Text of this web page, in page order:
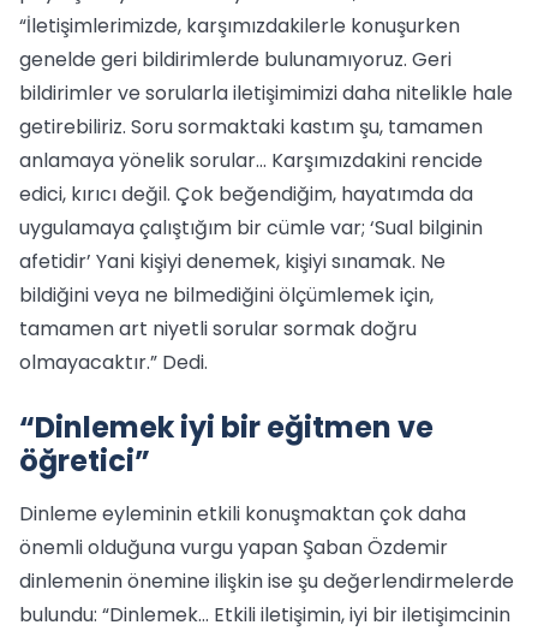
“İletişimlerimizde, karşımızdakilerle konuşurken
genelde geri bildirimlerde bulunamıyoruz. Geri
bildirimler ve sorularla iletişimimizi daha nitelikle hale
getirebiliriz. Soru sormaktaki kastım şu, tamamen
anlamaya yönelik sorular… Karşımızdakini rencide
edici, kırıcı değil. Çok beğendiğim, hayatımda da
uygulamaya çalıştığım bir cümle var; ‘Sual bilginin
afetidir’ Yani kişiyi denemek, kişiyi sınamak. Ne
bildiğini veya ne bilmediğini ölçümlemek için,
tamamen art niyetli sorular sormak doğru
olmayacaktır.” Dedi.
“Dinlemek iyi bir eğitmen ve
öğretici”
Dinleme eyleminin etkili konuşmaktan çok daha
önemli olduğuna vurgu yapan Şaban Özdemir
dinlemenin önemine ilişkin ise şu değerlendirmelerde
bulundu: “Dinlemek… Etkili iletişimin, iyi bir iletişimcinin